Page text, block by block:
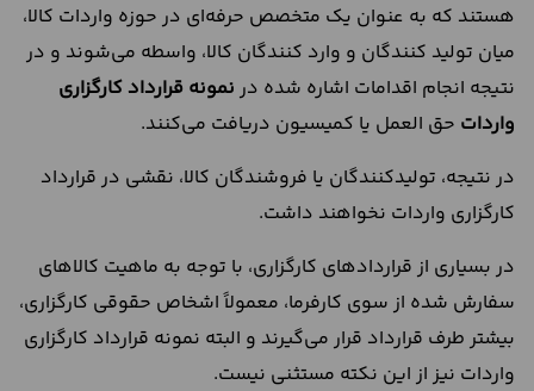
هستند که به عنوان یک متخصص حرفه‌ای در حوزه واردات کالا،
میان تولید کنندگان و وارد کنندگان کالا، واسطه می‌شوند و در
نتیجه انجام اقدامات اشاره شده در نمونه قرارداد کارگزاری
واردات حق العمل یا کمیسیون دریافت می‌کنند.
در نتیجه، تولیدکنندگان یا فروشندگان کالا، نقشی در قرارداد
کارگزاری واردات نخواهند داشت.
در بسیاری از قراردادهای کارگزاری، با توجه به ماهیت کالاهای
سفارش شده از سوی کارفرما، معمولاً اشخاص حقوقی کارگزاری،
بیشتر طرف قرارداد قرار می‌گیرند و البته نمونه قرارداد کارگزاری
واردات نیز از این نکته مستثنی نیست.